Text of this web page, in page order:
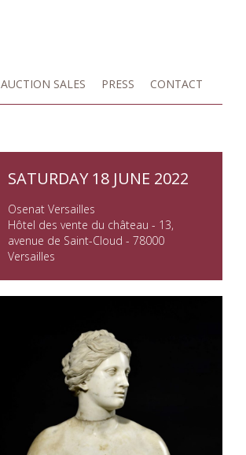
AUCTION SALES PRESS CONTACT
SATURDAY 18 JUNE 2022
Osenat Versailles
Hôtel des vente du château - 13,
avenue de Saint-Cloud - 78000
Versailles